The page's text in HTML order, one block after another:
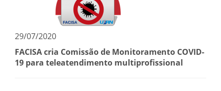
29/07/2020
FACISA cria Comissão de Monitoramento COVID-
19 para teleatendimento multiprofissional